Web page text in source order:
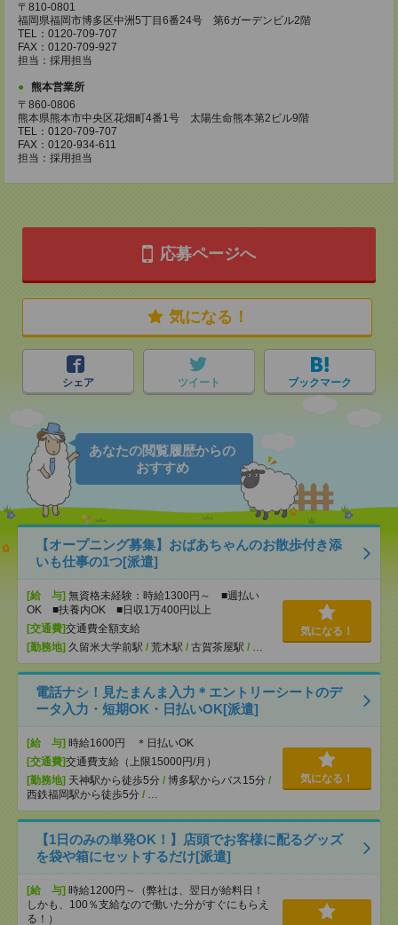
〒810-0801
福岡県福岡市博多区中洲5丁目6番24号 第6ガーデンビル2階
TEL：0120-709-707
FAX：0120-709-927
担当：採用担当
熊本営業所
〒860-0806
熊本県熊本市中央区花畑町4番1号 太陽生命熊本第2ビル9階
TEL：0120-709-707
FAX：0120-934-611
担当：採用担当
応募ページへ
気になる！
シェア ツイート ブックマーク
あなたの閲覧履歴からの
おすすめ
【オープニング募集】おばあちゃんのお散歩付き添
いも仕事の1つ[派遣]
[給 与] 無資格未経験：時給1300円～ ■週払い
OK ■扶養内OK ■日収1万400円以上
[交通費]交通費全額支給
[勤務地] 久留米大学前駅 / 荒木駅 / 古賀茶屋駅 / …
気になる！
電話ナシ！見たまんま入力＊エントリーシートのデ
ータ入力・短期OK・日払いOK[派遣]
[給 与] 時給1600円 ＊日払いOK
[交通費]交通費支給（上限15000円/月）
[勤務地] 天神駅から徒歩5分 / 博多駅からバス15分 /
西鉄福岡駅から徒歩5分 / …
気になる！
【1日のみの単発OK！】店頭でお客様に配るグッズ
を袋や箱にセットするだけ[派遣]
[給 与] 時給1200円～（弊社は、翌日が給料日！
しかも、100％支給なので働いた分がすぐにもらえ
る！）